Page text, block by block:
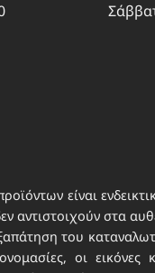
είναι
αντιστοιχούν στα
του
οι